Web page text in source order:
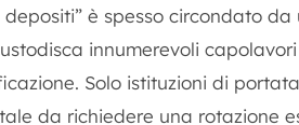
è spesso circondato da
innumerevoli
Solo istituzioni di
da richiedere una rotazione